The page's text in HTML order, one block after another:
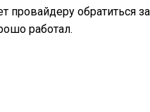
провайдеру обратиться
работал.